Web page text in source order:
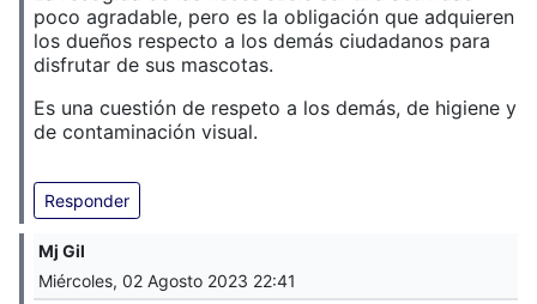
poco agradable, pero es la obligación que adquieren
los dueños respecto a los demás ciudadanos para
disfrutar de sus mascotas.
Es una cuestión de respeto a los demás, de higiene y
de contaminación visual.
Responder
Mj Gil
Miércoles, 02 Agosto 2023 22:41